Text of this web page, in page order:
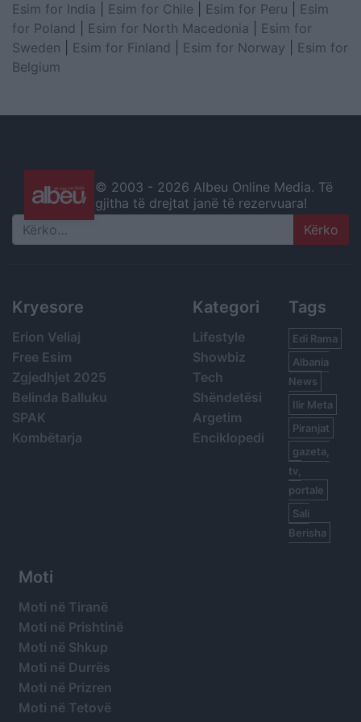
Esim for India
Esim for Chile Esim for Peru
Esim
for Poland
Esim for North Macedonia
Esim for
Sweden
Esim for Finland Esim for Norway
Esim for
Belgium
© 2003 - 2026 Albeu Online Media. Të
gjitha të drejtat janë të rezervuara!
Search
Kryesore
Erion Veliaj
Free Esim
Zgjedhjet 2025
Belinda Balluku
SPAK
Kombëtarja
Kategori
Lifestyle
Showbiz
Tech
Shëndetësi
Argetim
Enciklopedi
Tags
Edi Rama
Albania
News
Ilir Meta
Piranjat
gazeta,
tv,
portale
Sali
Berisha
Moti
Moti në Tiranë
Moti në Prishtinë
Moti në Shkup
Moti në Durrës
Moti në Prizren
Moti në Tetovë